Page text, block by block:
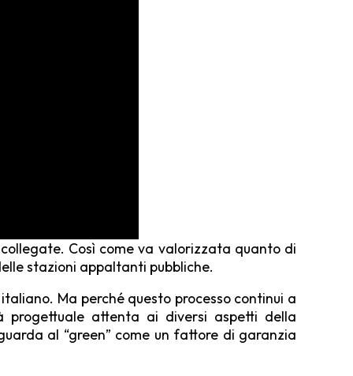
Così come va valorizzata quanto di
stazioni appaltanti pubbliche.
Ma perché questo processo con­tinui a
progettuale attenta ai diversi aspetti della
al “green” come un fattore di garan­zia